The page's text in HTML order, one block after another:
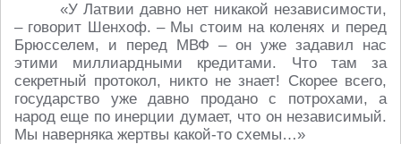
«У Латвии давно нет никакой независимости,
– говорит Шенхоф. – Мы стоим на коленях и перед
Брюсселем, и перед МВФ – он уже задавил нас
этими миллиардными кредитами. Что там за
секретный протокол, никто не знает! Скорее всего,
государство уже давно продано с потрохами, а
народ еще по инерции думает, что он независимый.
Мы наверняка жертвы какой-то схемы…»